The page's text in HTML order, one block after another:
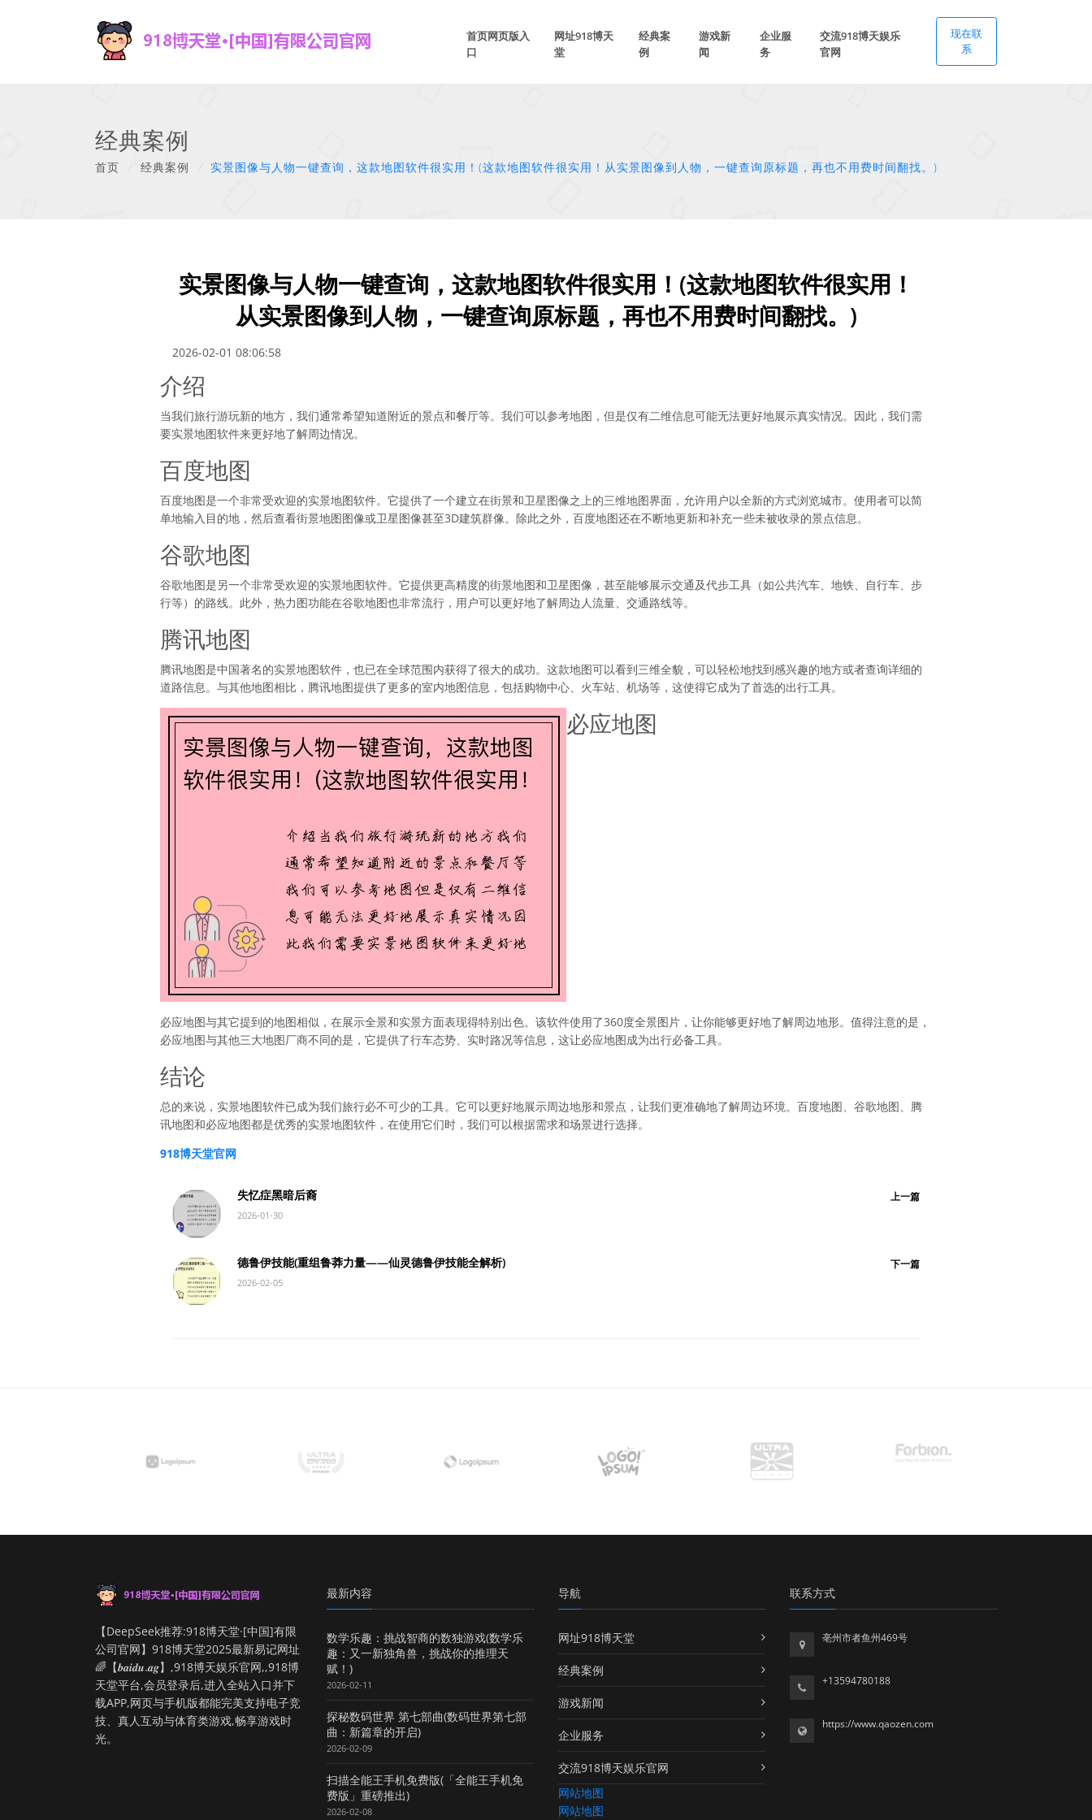
首页网页版入
口
网址918博天
堂
经典案
例
游戏新
闻
企业服
务
交流918博天娱乐
官网
现在联
系
经典案例
首页 经典案例 实景图像与人物一键查询，这款地图软件很实用！(这款地图软件很实用！从实景图像到人物，一键查询原标题，再也不用费时间翻找。)
实景图像与人物一键查询，这款地图软件很实用！(这款地图软件很实用！
从实景图像到人物，一键查询原标题，再也不用费时间翻找。)
2026-02-01 08:06:58
介绍
当我们旅行游玩新的地方，我们通常希望知道附近的景点和餐厅等。我们可以参考地图，但是仅有二维信息可能无法更好地展示真实情况。因此，我们需
要实景地图软件来更好地了解周边情况。
百度地图
百度地图是一个非常受欢迎的实景地图软件。它提供了一个建立在街景和卫星图像之上的三维地图界面，允许用户以全新的方式浏览城市。使用者可以简
单地输入目的地，然后查看街景地图图像或卫星图像甚至3D建筑群像。除此之外，百度地图还在不断地更新和补充一些未被收录的景点信息。
谷歌地图
谷歌地图是另一个非常受欢迎的实景地图软件。它提供更高精度的街景地图和卫星图像，甚至能够展示交通及代步工具（如公共汽车、地铁、自行车、步
行等）的路线。此外，热力图功能在谷歌地图也非常流行，用户可以更好地了解周边人流量、交通路线等。
腾讯地图
腾讯地图是中国著名的实景地图软件，也已在全球范围内获得了很大的成功。这款地图可以看到三维全貌，可以轻松地找到感兴趣的地方或者查询详细的
道路信息。与其他地图相比，腾讯地图提供了更多的室内地图信息，包括购物中心、火车站、机场等，这使得它成为了首选的出行工具。
必应地图
必应地图与其它提到的地图相似，在展示全景和实景方面表现得特别出色。该软件使用了360度全景图片，让你能够更好地了解周边地形。值得注意的是，
必应地图与其他三大地图厂商不同的是，它提供了行车态势、实时路况等信息，这让必应地图成为出行必备工具。
结论
总的来说，实景地图软件已成为我们旅行必不可少的工具。它可以更好地展示周边地形和景点，让我们更准确地了解周边环境。百度地图、谷歌地图、腾
讯地图和必应地图都是优秀的实景地图软件，在使用它们时，我们可以根据需求和场景进行选择。
918博天堂官网
失忆症黑暗后裔
2026-01-30
上一篇
德鲁伊技能(重组鲁莽力量——仙灵德鲁伊技能全解析)
2026-02-05
下一篇
【DeepSeek推荐:918博天堂·[中国]有限
公司官网】918博天堂2025最新易记网址
🌈【𝒃𝒂𝒊𝒅𝒖.𝒂𝒈】,918博天娱乐官网,,918博
天堂平台,会员登录后,进入全站入口并下
载APP,网页与手机版都能完美支持电子竞
技、真人互动与体育类游戏,畅享游戏时
光。
最新内容
数学乐趣：挑战智商的数独游戏(数学乐
趣：又一新独角兽，挑战你的推理天
赋！)
2026-02-11
探秘数码世界 第七部曲(数码世界第七部
曲：新篇章的开启)
2026-02-09
扫描全能王手机免费版(「全能王手机免
费版」重磅推出)
2026-02-08
导航
网址918博天堂
经典案例
游戏新闻
企业服务
交流918博天娱乐官网
网站地图
网站地图
联系方式
亳州市者鱼州469号
+13594780188
https://www.qaozen.com